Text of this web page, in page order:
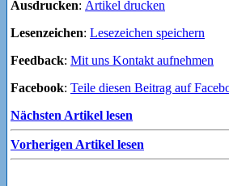
Ausdrucken: Artikel drucken
Lesenzeichen: Lesezeichen speichern
Feedback: Mit uns Kontakt aufnehmen
Facebook: Teile diesen Beitrag auf
Nächsten Artikel lesen
Vorherigen Artikel lesen